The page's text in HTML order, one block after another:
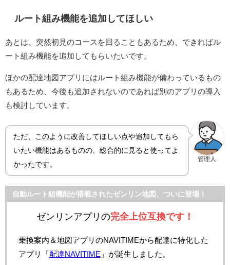
ルート組み機能を追加してほしい
あとは、突然初見のコースを回ることもあるため、できればル
ート組み機能を追加してもらいたいです。
ほかの配達地図アプリにはルート組み機能が備わっているもの
もあるため、今後も追加されないのであれば別のアプリの導入
も検討しています。
管理人
ただ、このように改善してほしい点や追加してもら
いたい機能はあるものの、総合的に見ると使ってよ
かったです。
自動ルート組機能が搭載されたゼンリン地図、ついに登場！
ゼンリンアプリの完全上位互換です！
乗換案内＆地図アプリのNAVITIMEから配達に特化した
アプリ「 配達NAVITIME 」が誕生しました。